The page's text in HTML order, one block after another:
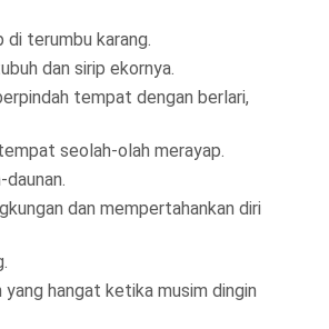
di terumbu karang.
dan sirip ekornya.
tempat dengan berlari,
seolah-olah merayap.
dan mempertahankan diri
hangat ketika musim dingin